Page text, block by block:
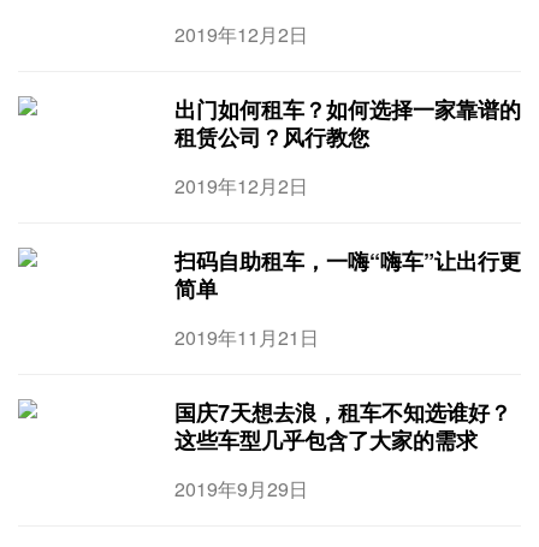
2019年12月2日
出门如何租车？如何选择一家靠谱的
租赁公司？风行教您
2019年12月2日
扫码自助租车，一嗨“嗨车”让出行更
简单
2019年11月21日
国庆7天想去浪，租车不知选谁好？
这些车型几乎包含了大家的需求
2019年9月29日